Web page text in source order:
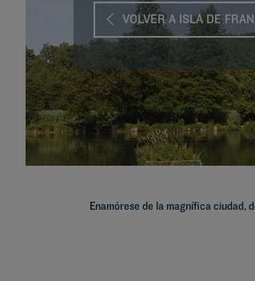
VOLVER A ISLA DE
Enamórese de la magnífica ciudad,